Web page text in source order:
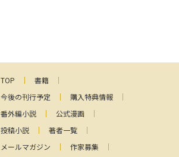
TOP
書籍
今後の刊行予定
購入特典情報
番外編小説
公式漫画
投稿小説
著者一覧
メールマガジン
作家募集